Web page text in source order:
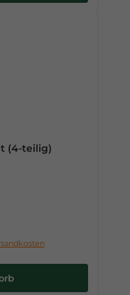
(4-teilig)